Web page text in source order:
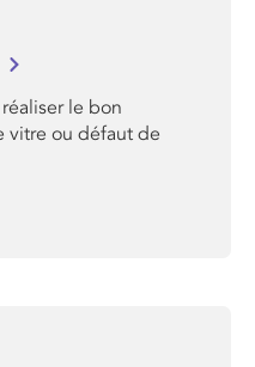
le bon
vitre ou défaut de